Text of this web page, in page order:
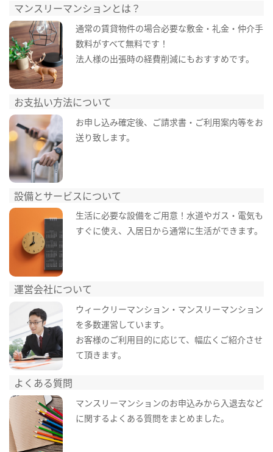
マンスリーマンションとは？
通常の賃貸物件の場合必要な敷金・礼金・仲介手
数料がすべて無料です！
法人様の出張時の経費削減にもおすすめです。
お支払い方法について
お申し込み確定後、ご請求書・ご利用案内等をお
送り致します。
設備とサービスについて
生活に必要な設備をご用意！水道やガス・電気も
すぐに使え、入居日から通常に生活ができます。
運営会社について
ウィークリーマンション・マンスリーマンション
を多数運営しています。
お客様のご利用目的に応じて、幅広くご紹介させ
て頂きます。
よくある質問
マンスリーマンションのお申込みから入退去など
に関するよくある質問をまとめました。